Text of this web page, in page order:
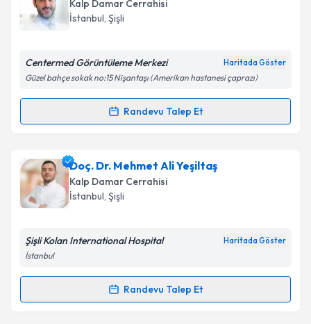
Takvim Talebini Gönder
oluşturun. Size bu uzmandan randevu almanız için bir
takvim hazırlandığında e-posta ile bilgilendireceğiz.
Kişisel verilerimin işlenmesine ilişkin
Takvim Talebini Gönder
Kalp Damar Cerrahisi
İstanbul, Şişli
Centermed Görüntüleme Merkezi
Güzel bahçe sokak no:15 Nişantaşı (Amerikan hastanesi çaprazı)
Randevu Talep Et
Randevu Takvimi Talebi
Prof. Dr. Barış Çaynak için randevu takvimi talebi
oluşturun. Size bu uzmandan randevu almanız için bir
takvim hazırlandığında e-posta ile bilgilendireceğiz.
Kişisel verilerimin işlenmesine ilişkin
Doç. Dr. Mehmet Ali Yeşiltaş
Kalp Damar Cerrahisi
İstanbul, Şişli
Şişli Kolan International Hospital
Randevu Talep Et
Randevu Takvimi Talebi